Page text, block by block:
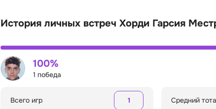
История личных встреч Хорди Гарсия
100%
1 победа
Всего игр 1 Средний